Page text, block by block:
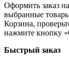
Оформить заказ
выбранные
Корзина,
нажмите кнопку
Быстрый заказ